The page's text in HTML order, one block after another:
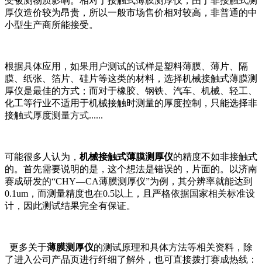
厚仪造价较为昂贵，所以一般市场售价相对较高，非普通的中
小型生产商所能接受。
根据具体应用，如果用户测试的试样是塑料薄膜、薄片、隔
膜、纸张、箔片、硅片等这类的材料，选择机械接触式薄膜测
厚仪是最佳的方式；而对于橡胶、钢铁、汽车、机械、轻工、
化工等行业不适用于机械接触时测量的厚度控制，只能选择非
接触式厚度测量方式......
可能很多人认为， 机械接触式薄膜测厚仪的精度不如非接触式
的。首先需要说明的是，这个想法是错误的，片面的。以济南
赛成研发的“CHY—CA薄膜测厚仪”为例，其分辨率就能达到
0.1um，而测量精度也在0.5以上，且严格依据国家相关标准设
计，因此测试结果完全有保证。
更多关于薄膜测厚仪的测试原理和具体方法等相关资料，除
了进入公司产品页进行纤细了解外，也可直接拨打赛成热线：